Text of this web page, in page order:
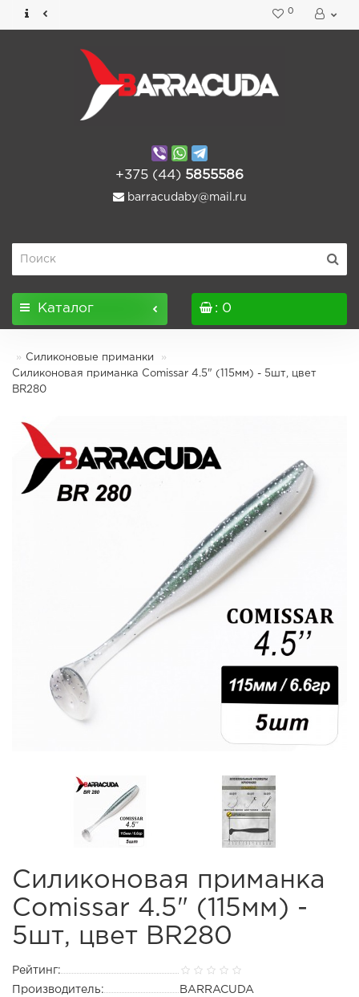
0
+375 (44) 5855586
barracudaby@mail.ru
Каталог : 0
Силиконовые приманки
Силиконовая приманка Comissar 4.5" (115мм) - 5шт, цвет
BR280
Силиконовая приманка
Comissar 4.5" (115мм) -
5шт, цвет BR280
Рейтинг:
Производитель:
BARRACUDA